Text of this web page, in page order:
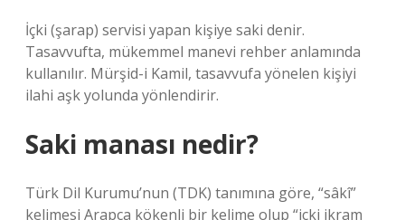
İçki (şarap) servisi yapan kişiye saki denir.
Tasavvufta, mükemmel manevi rehber anlamında
kullanılır. Mürşid-i Kamil, tasavvufa yönelen kişiyi
ilahi aşk yolunda yönlendirir.
Saki manası nedir?
Türk Dil Kurumu’nun (TDK) tanımına göre, “sâkî”
kelimesi Arapça kökenli bir kelime olup “içki ikram